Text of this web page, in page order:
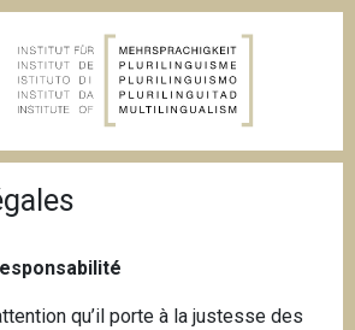
qu’il porte à la justesse des